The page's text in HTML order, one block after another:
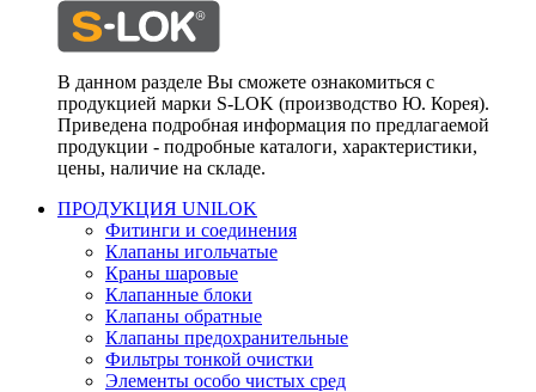
В данном разделе Вы сможете ознакомиться с
продукцией марки S-LOK (производство Ю. Корея).
Приведена подробная информация по предлагаемой
продукции - подробные каталоги, характеристики,
цены, наличие на складе.
ПРОДУКЦИЯ UNILOK
Фитинги и соединения
Клапаны игольчатые
Краны шаровые
Клапанные блоки
Клапаны обратные
Клапаны предохранительные
Фильтры тонкой очистки
Элементы особо чистых сред